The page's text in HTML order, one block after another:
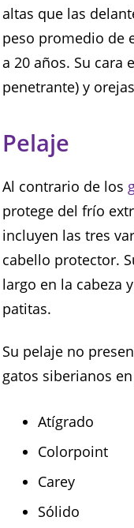
altas que las
peso promedio de
a 20 años. Su cara
penetrante) y
Pelaje
Al contrario de los
protege del frío
incluyen las tres
cabello protector.
largo en la cabeza
patitas.
Su pelaje no
gatos siberianos
Atígrado
Colorpoint
Carey
Sólido